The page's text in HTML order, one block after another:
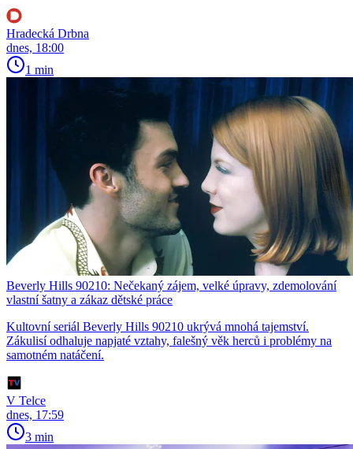
Hradecká Drbna
dnes, 18:00
1 min
Beverly Hills 90210: Nečekaný zájem, velké úpravy, zdemolování
vlastní šatny a zákaz dětské práce
Kultovní seriál Beverly Hills 90210 ukrývá mnohá tajemství.
Zákulisí odhaluje napjaté vztahy, falešný věk herců i problémy na
samotném natáčení.
V Telce
dnes, 17:59
3 min